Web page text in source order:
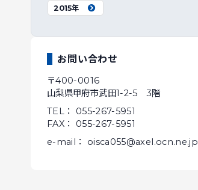
2015年
お問い合わせ
〒400-0016
山梨県甲府市武田1-2-5 3階
TEL： 055-267-5951
FAX： 055-267-5951
e-mail： oisca055@axel.ocn.ne.jp